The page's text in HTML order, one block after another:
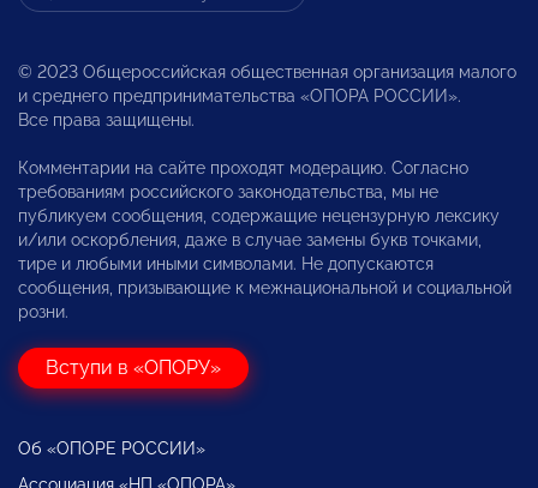
© 2023 Общероссийская общественная организация малого
и среднего предпринимательства «ОПОРА РОССИИ».
Все права защищены.
Комментарии на сайте проходят модерацию. Согласно
требованиям российского законодательства, мы не
публикуем сообщения, содержащие нецензурную лексику
и/или оскорбления, даже в случае замены букв точками,
тире и любыми иными символами. Не допускаются
сообщения, призывающие к межнациональной и социальной
розни.
Вступи в «ОПОРУ»
Об «ОПОРЕ РОССИИ»